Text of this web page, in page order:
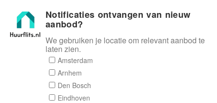
Huurflits
Reactieformulier
Huurflits
Notificaties ontvangen van nieuw
aanbod?
We gebruiken je locatie om relevant aanbod te
laten zien.
Amsterdam
Arnhem
Den Bosch
Eindhoven